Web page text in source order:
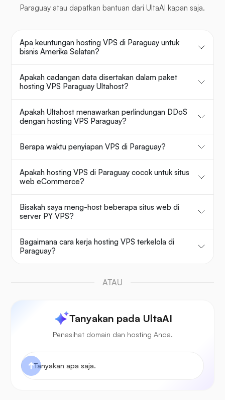
Paraguay atau dapatkan bantuan dari UltaAI kapan saja.
Apa keuntungan hosting VPS di Paraguay untuk
bisnis Amerika Selatan?
Apakah cadangan data disertakan dalam paket
hosting VPS Paraguay Ultahost?
Apakah Ultahost menawarkan perlindungan DDoS
dengan hosting VPS Paraguay?
Berapa waktu penyiapan VPS di Paraguay?
Apakah hosting VPS di Paraguay cocok untuk situs
web eCommerce?
Bisakah saya meng-host beberapa situs web di
server PY VPS?
Bagaimana cara kerja hosting VPS terkelola di
Paraguay?
ATAU
Tanyakan pada UltaAI
Penasihat domain dan hosting Anda.